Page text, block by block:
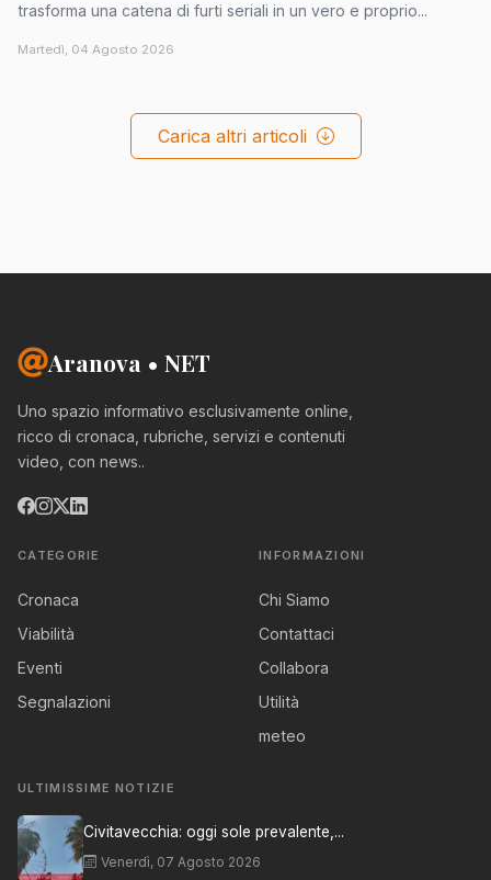
trasforma una catena di furti seriali in un vero e proprio...
Martedì, 04 Agosto 2026
Carica altri articoli
Aranova • NET
Uno spazio informativo esclusivamente online,
ricco di cronaca, rubriche, servizi e contenuti
video, con news..
CATEGORIE
Cronaca
Viabilità
Eventi
Segnalazioni
INFORMAZIONI
Chi Siamo
Contattaci
Collabora
Utilità
meteo
ULTIMISSIME NOTIZIE
Civitavecchia: oggi sole prevalente,...
Venerdì, 07 Agosto 2026